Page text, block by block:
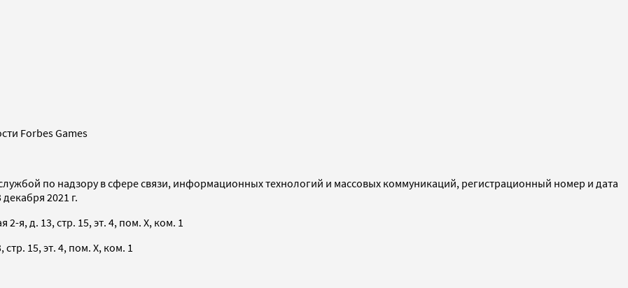
Forbes Games
по надзору в сфере связи, информационных технологий и массовых коммуникаций, регистрационный номер и дата
2021 г.
я, д. 13, стр. 15, эт. 4, пом. X, ком. 1
15, эт. 4, пом. X, ком. 1